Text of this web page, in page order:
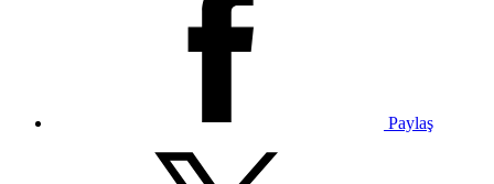
Paylaş